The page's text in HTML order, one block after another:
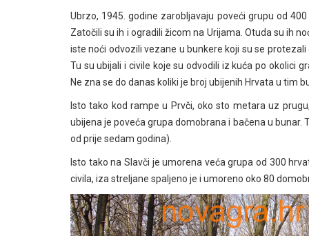
Ubrzo, 1945. godine zarobljavaju poveći grupu od
Zatočili su ih i ogradili žicom na Urijama. Otuda su ih
iste noći odvozili vezane u bunkere koji su se
Tu su ubijali i civile koje su odvodili iz kuća po okolici
Ne zna se do danas koliki je broj ubijenih Hrvata u tim
Isto tako kod rampe u Prvči, oko sto metara uz
ubijena je poveća grupa domobrana i bačena u bunar.
od prije sedam godina).
Isto tako na Slavči je umorena veća grupa od 300
civila, iza streljane spaljeno je i umoreno oko 80